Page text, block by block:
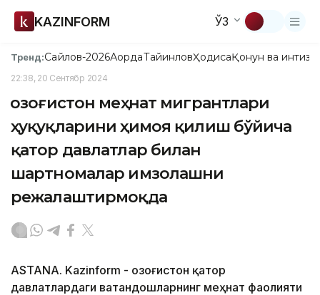
KAZINFORM ЎЗ
Тренд:Сайлов-2026АқордаТайинловҲодисаҚонун ва
22:38, 20 Сентябр 2024
Қозоғистон меҳнат мигрантлари
ҳуқуқларини ҳимоя қилиш бўйича
қатор давлатлар билан
шартномалар имзолашни
режалаштирмоқда
ASTANA. Kazinform - Қозоғистон қатор
давлатлардаги ватандошларнинг меҳнат фаолияти